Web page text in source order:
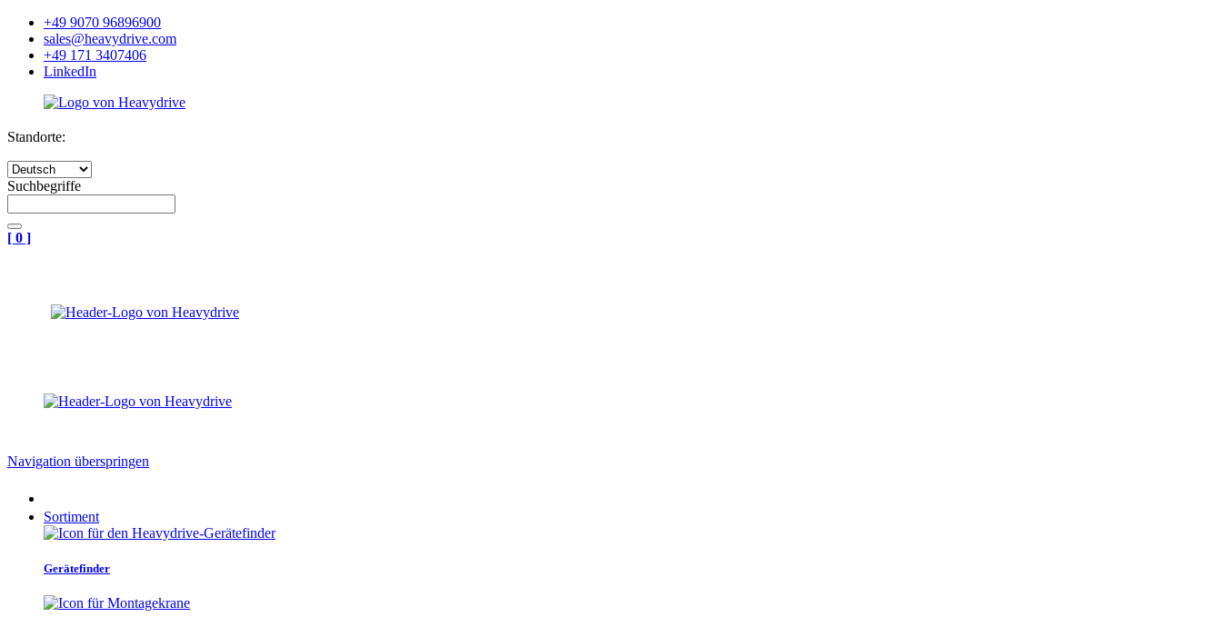
+49 9070 96896900
sales@heavydrive.com
+49 171 3407406
LinkedIn
Standorte:
Suchbegriffe
[ 0 ]
Navigation überspringen
Sortiment
Gerätefinder